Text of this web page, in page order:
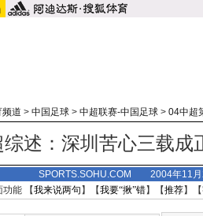
频道 > 中国足球 > 中超联赛-中国足球 > 04中超
综述：深圳苦心三载成
SPORTS.SOHU.COM 2004年11
功能 【我来说两句 】【我要“揪”错】【推荐】